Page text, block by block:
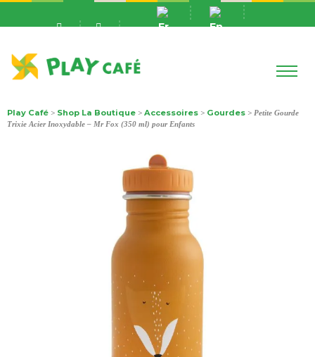
Play Café > Shop La Boutique > Accessoires > Gourdes > Petite Gourde
Trixie Acier Inoxydable – Mr Fox (350 ml) pour Enfants